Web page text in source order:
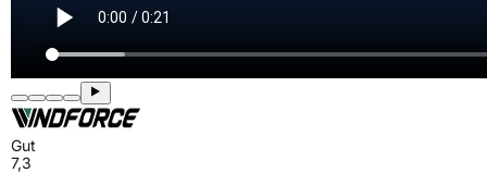
Gut
7,3